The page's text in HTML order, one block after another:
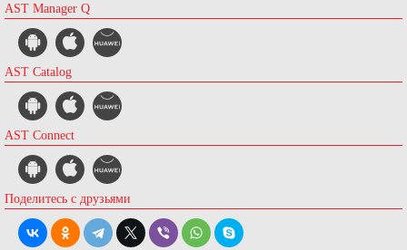
AST Manager Q
AST Catalog
AST Connect
Поделитесь с друзьями